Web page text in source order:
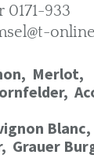
0171-933
Merlot,
Grauer